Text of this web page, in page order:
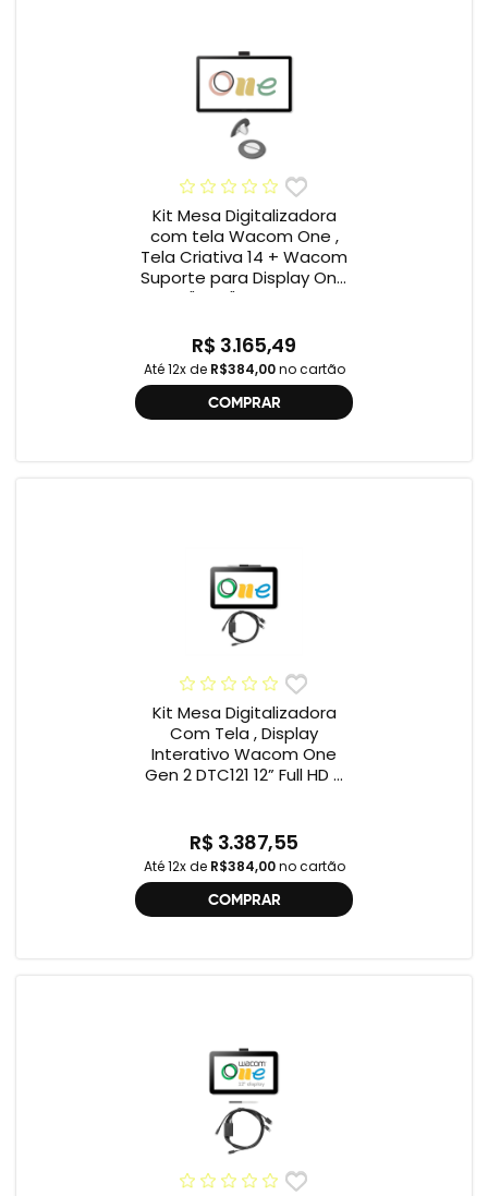
Kit Mesa Digitalizadora
com tela Wacom One ,
Tela Criativa 14 + Wacom
Suporte para Display One
12" e 13" ACK649Z
R$ 3.165,49
Até 12x de R$384,00no cartão
COMPRAR
Kit Mesa Digitalizadora
Com Tela , Display
Interativo Wacom One
Gen 2 DTC121 12” Full HD +
DTH134W,
R$ 3.387,55
Até 12x de R$384,00no cartão
COMPRAR